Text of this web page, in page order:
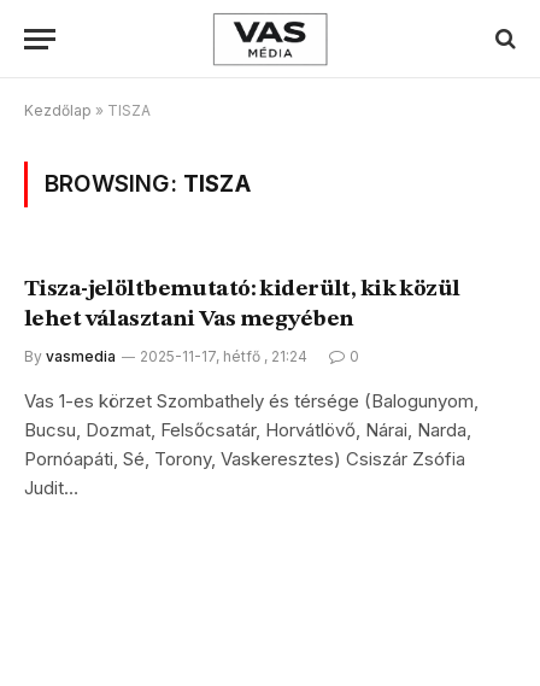
Kezdőlap » TISZA
BROWSING: TISZA
Tisza-jelöltbemutató: kiderült, kik közül
lehet választani Vas megyében
By vasmedia 2025-11-17, hétfő , 21:24 0
Vas 1-es körzet Szombathely és térsége (Balogunyom,
Bucsu, Dozmat, Felsőcsatár, Horvátlövő, Nárai, Narda,
Pornóapáti, Sé, Torony, Vaskeresztes) Csiszár Zsófia
Judit…